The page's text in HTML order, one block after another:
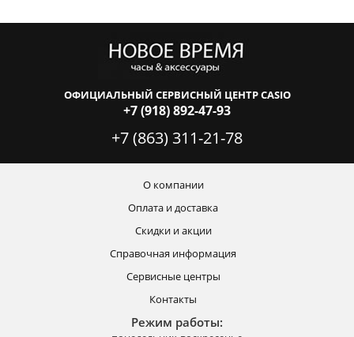
ОФИЦИАЛЬНЫЙ СЕРВИСНЫЙ ЦЕНТР CASIO
+7 (918) 892-47-93
+7 (863) 311-21-78
О компании
Оплата и доставка
Скидки и акции
Справочная информация
Сервисные центры
Контакты
Режим работы: